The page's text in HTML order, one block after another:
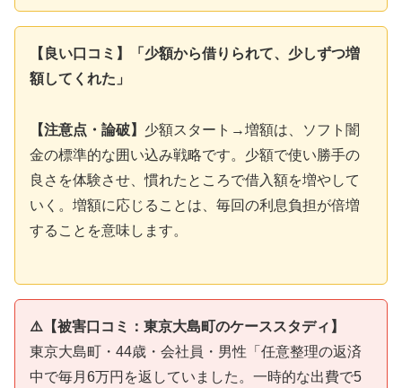
【良い口コミ】「少額から借りられて、少しずつ増
額してくれた」
【注意点・論破】 少額スタート→増額は、ソフト闇
金の標準的な囲い込み戦略です。少額で使い勝手の
良さを体験させ、慣れたところで借入額を増やして
いく。増額に応じることは、毎回の利息負担が倍増
することを意味します。
⚠️【被害口コミ：東京大島町のケーススタディ】
東京大島町・44歳・会社員・男性「任意整理の返済
中で毎月6万円を返していました。一時的な出費で5